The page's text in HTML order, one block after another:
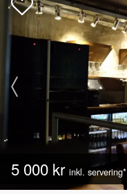
5 000 kr inkl. servering*